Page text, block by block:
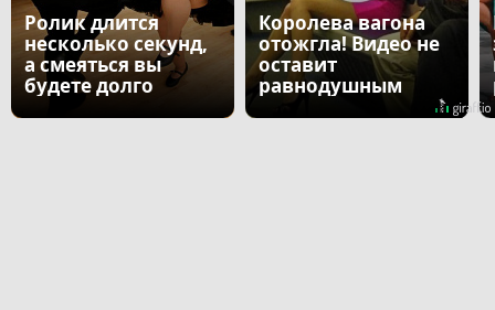
Ролик длится
несколько секунд,
а смеяться вы
будете долго
Королева вагона
отожгла! Видео не
оставит
равнодушным